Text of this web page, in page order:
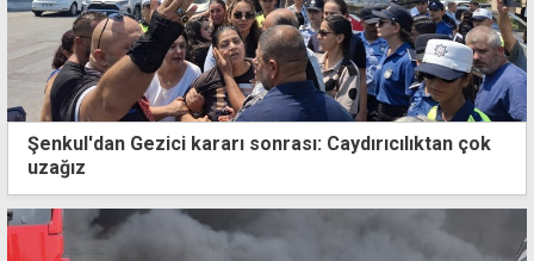
Şenkul'dan Gezici kararı sonrası: Caydırıcılıktan çok
uzağız